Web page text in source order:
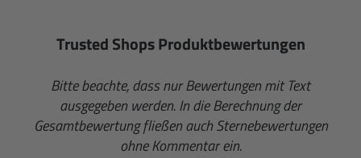
Trusted Shops Produktbewertungen
Bitte beachte, dass nur Bewertungen mit Text
ausgegeben werden. In die Berechnung der
Gesamtbewertung fließen auch Sternebewertungen
ohne Kommentar ein.